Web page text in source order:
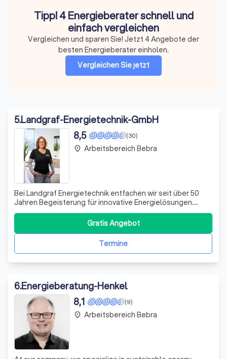
Tipp! 4 Energieberater schnell und
einfach vergleichen
Vergleichen und sparen Sie! Jetzt 4 Angebote der
besten Energieberater einholen.
Vergleichen Sie jetzt
5.Landgraf-Energietechnik-GmbH
(30)
8,5
Bei Landgraf Energietechnik entfachen wir seit über 50
Jahren Begeisterung für innovative Energielösungen.
Unsere Expertise erstreckt sich über die Beratung,
Planung und Realisierung bis hin zum Verkauf von
hochwertigen Energiekonzepten, Anlagensanierungen
und alternativen Energien. Wir spezialisier
Termine
Gratis Angebot
place Arbeitsbereich Bebra
6.Energieberatung-Henkel
(9)
8,1
place Arbeitsbereich Bebra